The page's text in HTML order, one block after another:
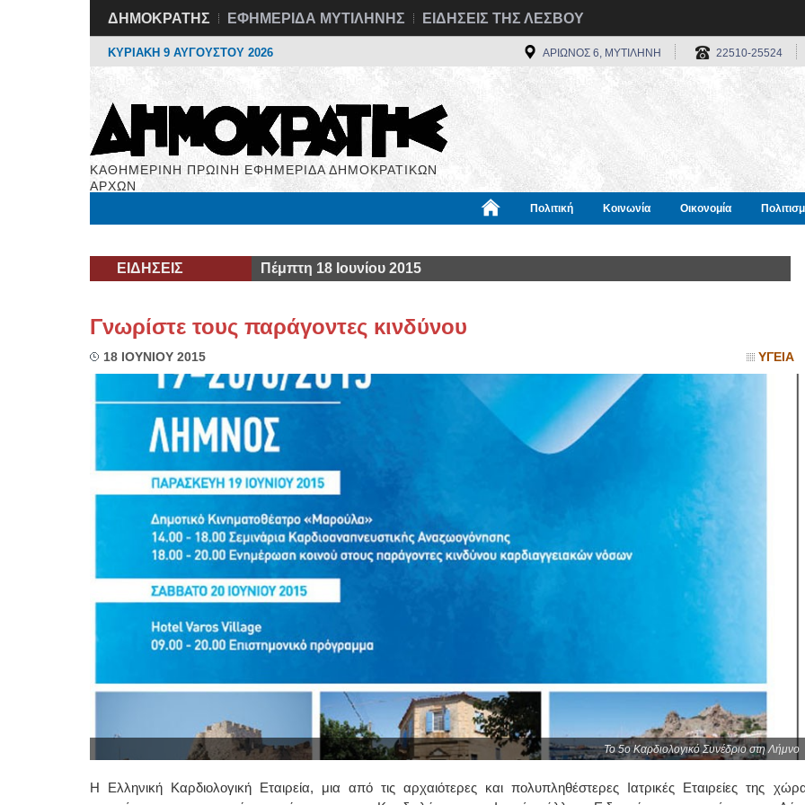
ΔΗΜΟΚΡΑΤΗΣ ΕΦΗΜΕΡΙΔΑ ΜΥΤΙΛΗΝΗΣ ΕΙΔΗΣΕΙΣ ΤΗΣ ΛΕΣΒΟΥ
ΚΥΡΙΑΚΗ 9 ΑΥΓΟΥΣΤΟΥ 2026 ΑΡΙΩΝΟΣ 6, ΜΥΤΙΛΗΝΗ 22510-25524
ΚΑΘΗΜΕΡΙΝΗ ΠΡΩΙΝΗ ΕΦΗΜΕΡΙΔΑ ΔΗΜΟΚΡΑΤΙΚΩΝ
ΑΡΧΩΝ
Πολιτική Κοινωνία Οικονομία
ΕΙΔΗΣΕΙΣ Πέμπτη 18 Ιουνίου 2015
Γνωρίστε τους παράγοντες κινδύνου
18 ΙΟΥΝΙΟΥ 2015 ΥΓΕΙΑ
To 5ο Καρδιολογικό Συνέδριο στη Λήμνο
Η Ελληνική Καρδιολογική Εταιρεία, μια από τις αρχαιότερες και πολυπληθέστερες Ιατρικές Εταιρείες της